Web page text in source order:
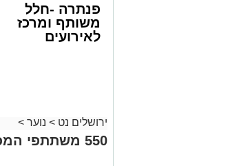
פנתרה -חלל
משותף ומרכז
לאירועים
ירושלים נט > נוער >
550 משתתפי המכביה העולמית לנוער ביקרו במרכז שלוה